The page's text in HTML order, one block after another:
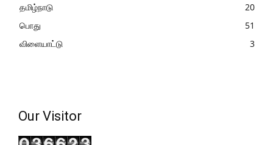
தமிழ்நாடு
20
பொது
51
விளையாட்டு
3
Our Visitor